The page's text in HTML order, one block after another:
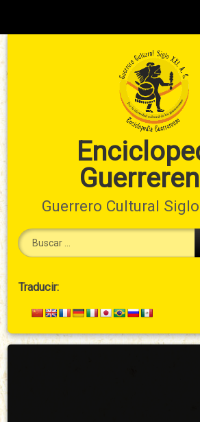
Guerrero Cultural Siglo
Cabecera
Secundario
Traducir:
Arriba